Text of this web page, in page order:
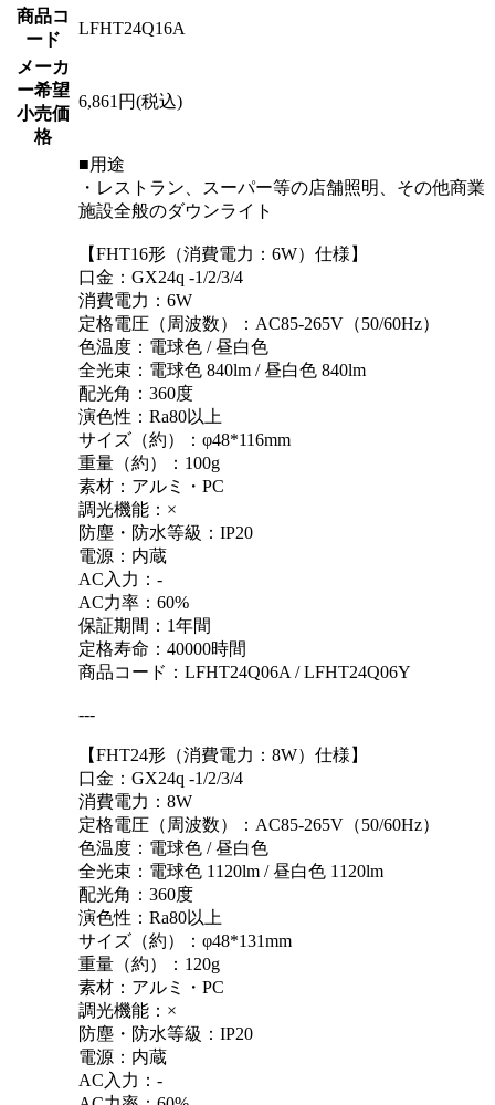
商品コ
ード
LFHT24Q16A
メーカ
ー希望
小売価
格
6,861円(税込)
■用途
・レストラン、スーパー等の店舗照明、その他商業
施設全般のダウンライト
【FHT16形（消費電力：6W）仕様】
口金：GX24q -1/2/3/4
消費電力：6W
定格電圧（周波数）：AC85-265V（50/60Hz）
色温度：電球色 / 昼白色
全光束：電球色 840lm / 昼白色 840lm
配光角：360度
演色性：Ra80以上
サイズ（約）：φ48*116mm
重量（約）：100g
素材：アルミ・PC
調光機能：×
防塵・防水等級：IP20
電源：内蔵
AC入力：-
AC力率：60%
保証期間：1年間
定格寿命：40000時間
商品コード：LFHT24Q06A / LFHT24Q06Y
---
【FHT24形（消費電力：8W）仕様】
口金：GX24q -1/2/3/4
消費電力：8W
定格電圧（周波数）：AC85-265V（50/60Hz）
色温度：電球色 / 昼白色
全光束：電球色 1120lm / 昼白色 1120lm
配光角：360度
演色性：Ra80以上
サイズ（約）：φ48*131mm
重量（約）：120g
素材：アルミ・PC
調光機能：×
防塵・防水等級：IP20
電源：内蔵
AC入力：-